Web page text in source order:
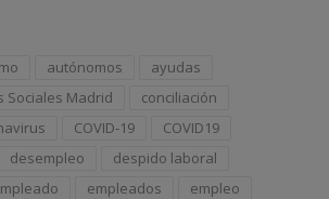
autónomos
ayudas
Sociales Madrid
conciliación
COVID-19
COVID19
desempleo
despido laboral
empleados
empleo